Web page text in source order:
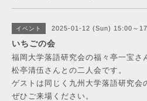
イベント 2025-01-12 (Sun) 15:00～
いちごの会
福岡大学落語研究会の福々亭一宝さ
松亭清伍さんとの二人会です。
ゲストは同じく九州大学落語研究会
ぜひご来場ください。